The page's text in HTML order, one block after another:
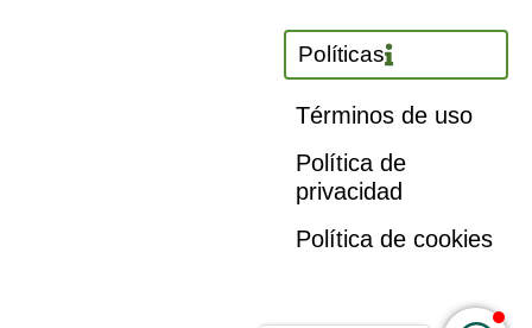
Políticas
Términos de uso
Política de
privacidad
Política de cookies